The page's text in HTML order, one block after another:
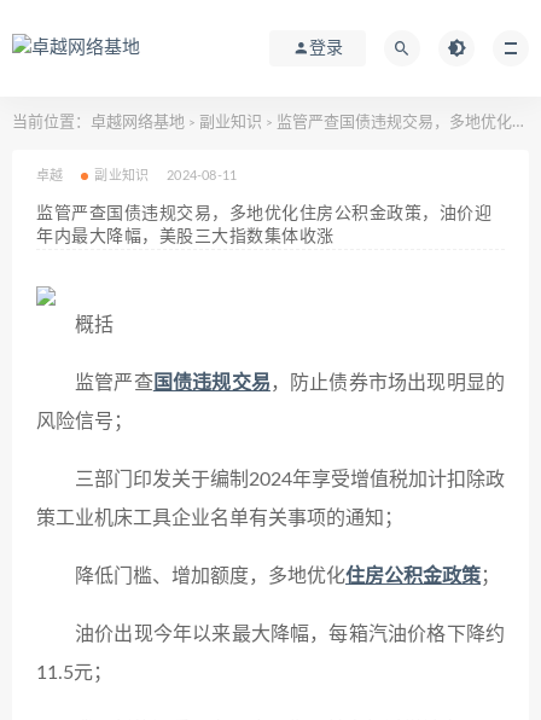
登录
当前位置： 卓越网络基地 > 副业知识 > 监管严查国债违规交易，多地优化住房公积金政策，油价迎年内最大降幅，美股三大指数集体收涨
卓越 副业知识 2024-08-11
监管严查国债违规交易，多地优化住房公积金政策，油价迎
年内最大降幅，美股三大指数集体收涨
概括
监管严查国债违规交易 ，防止债券市场出现明显的
风险信号；
三部门印发关于编制2024年享受增值税加计扣除政
策工业机床工具企业名单有关事项的通知；
降低门槛、增加额度，多地优化住房公积金政策；
油价出现今年以来最大降幅，每箱汽油价格下降约
11.5元；